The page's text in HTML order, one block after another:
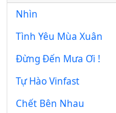
Nhìn
Tình Yêu Mùa Xuân
Đừng Đến Mưa Ơi !
Tự Hào Vinfast
Chết Bên Nhau